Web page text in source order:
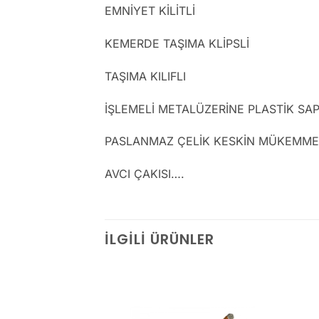
EMNİYET KİLİTLİ
KEMERDE TAŞIMA KLİPSLİ
TAŞIMA KILIFLI
İŞLEMELİ METALÜZERİNE PLASTİK SAP
PASLANMAZ ÇELİK KESKİN
AVCI ÇAKISI….
İLGILI ÜRÜNLER